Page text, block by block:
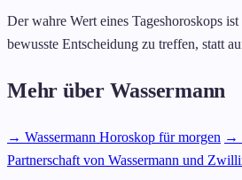
Der wahre Wert eines Tageshoroskops
bewusste Entscheidung zu treffen, statt
Mehr über Wassermann
→ Wassermann Horoskop für morgen →
Partnerschaft von Wassermann und